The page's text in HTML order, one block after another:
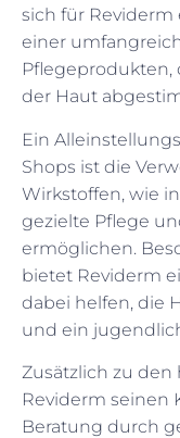
sich für
einer
Pflegeprodukten,
der Haut
Ein
Shops ist die
Wirkstoffen, wie
gezielte Pflege
ermöglichen.
bietet Reviderm
dabei helfen, die
und ein
Zusätzlich zu
Reviderm seinen
Beratung durch